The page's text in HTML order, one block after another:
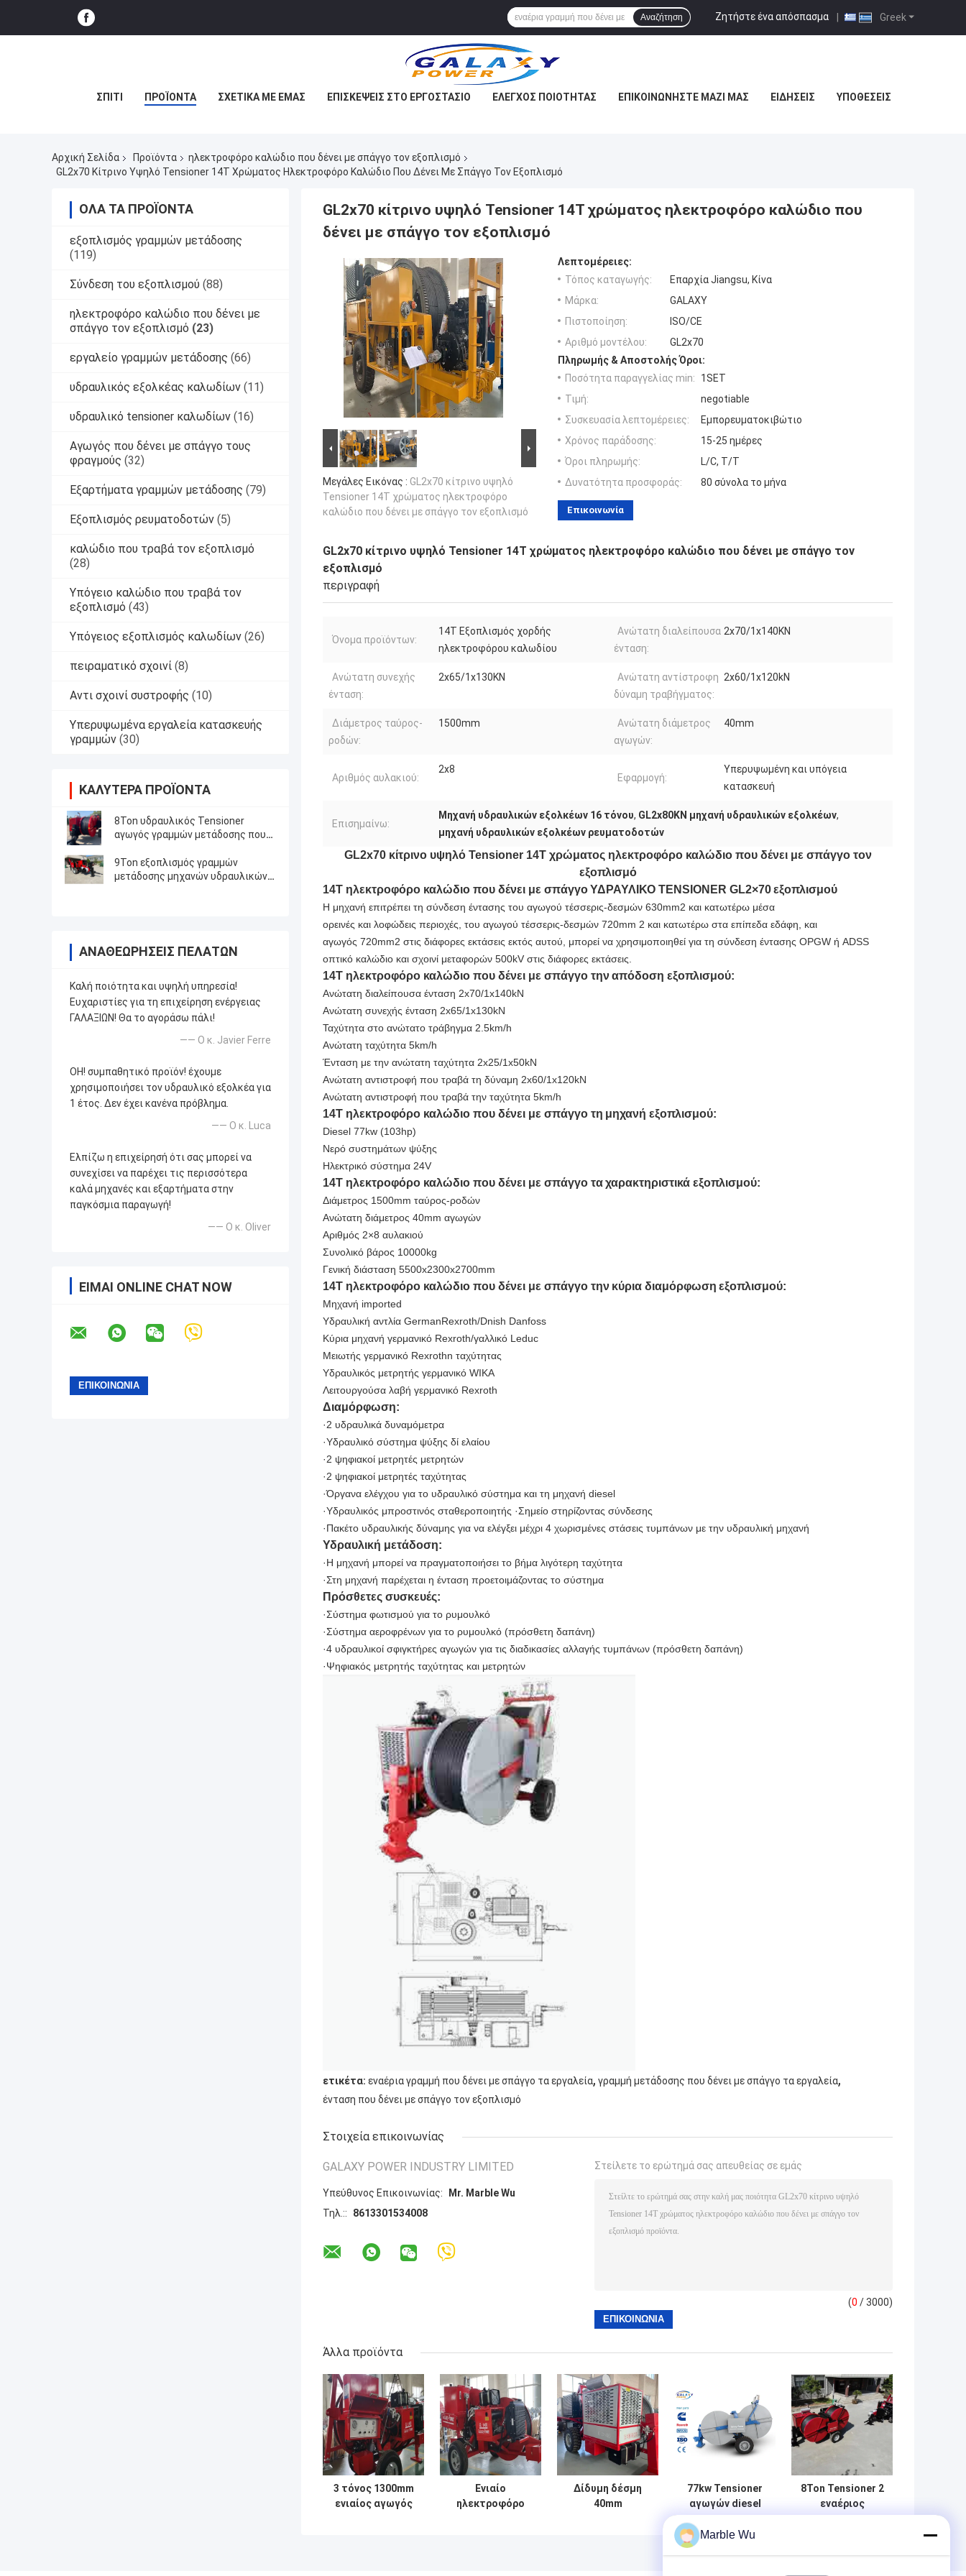
Greek
Ζητήστε ένα απόσπασμα |
Αναζήτηση
ΣΠΊΤΙ ΠΡΟΪΌΝΤΑ ΣΧΕΤΙΚΆ ΜΕ ΕΜΆΣ ΕΠΙΣΚΈΨΕΙΣ ΣΤΟ ΕΡΓΟΣΤΆΣΙΟ ΈΛΕΓΧΟΣ ΠΟΙΌΤΗΤΑΣ ΕΠΙΚΟΙΝΩΝΉΣΤΕ ΜΑΖΊ ΜΑΣ ΕΙΔΉΣΕΙΣ ΥΠΟΘΈΣΕΙΣ
Αρχική Σελίδα Προϊόντα
ηλεκτροφόρο καλώδιο που δένει με σπάγγο τον εξοπλισμό
GL2x70 Κίτρινο Υψηλό Tensioner 14T Χρώματος Ηλεκτροφόρο Καλώδιο Που Δένει Με Σπάγγο Τον Εξοπλισμό
ΌΛΑ ΤΑ ΠΡΟΪΌΝΤΑ
εξοπλισμός γραμμών μετάδοσης
(119)
Σύνδεση του εξοπλισμού (88)
ηλεκτροφόρο καλώδιο που δένει με
σπάγγο τον εξοπλισμό (23)
εργαλείο γραμμών μετάδοσης (66)
υδραυλικός εξολκέας καλωδίων (11)
υδραυλικό tensioner καλωδίων (16)
Αγωγός που δένει με σπάγγο τους
φραγμούς (32)
Εξαρτήματα γραμμών μετάδοσης (79)
Εξοπλισμός ρευματοδοτών (5)
καλώδιο που τραβά τον εξοπλισμό
(28)
Υπόγειο καλώδιο που τραβά τον
εξοπλισμό (43)
Υπόγειος εξοπλισμός καλωδίων (26)
πειραματικό σχοινί (8)
Αντι σχοινί συστροφής (10)
Υπερυψωμένα εργαλεία κατασκευής
γραμμών (30)
ΚΑΛΎΤΕΡΑ ΠΡΟΪΌΝΤΑ
8Ton υδραυλικός Tensioner
αγωγός γραμμών μετάδοσης που
9Ton εξοπλισμός γραμμών
μετάδοσης μηχανών υδραυλικών
ΑΝΑΘΕΩΡΉΣΕΙΣ ΠΕΛΑΤΏΝ
Καλή ποιότητα και υψηλή υπηρεσία!
Ευχαριστίες για τη επιχείρηση ενέργειας
ΓΑΛΑΞΙΩΝ! Θα το αγοράσω πάλι!
—— Ο κ. Javier Ferre
OH! συμπαθητικό προϊόν! έχουμε
χρησιμοποιήσει τον υδραυλικό εξολκέα για
1 έτος. Δεν έχει κανένα πρόβλημα.
—— Ο κ. Luca
Ελπίζω η επιχείρησή ότι σας μπορεί να
συνεχίσει να παρέχει τις περισσότερα
καλά μηχανές και εξαρτήματα στην
παγκόσμια παραγωγή!
—— Ο κ. Oliver
ΕΊΜΑΙ ONLINE CHAT NOW
GL2x70 κίτρινο υψηλό Tensioner 14T χρώματος ηλεκτροφόρο καλώδιο που
δένει με σπάγγο τον εξοπλισμό
Μεγάλες Εικόνας : GL2x70 κίτρινο υψηλό
Tensioner 14T χρώματος ηλεκτροφόρο
καλώδιο που δένει με σπάγγο τον εξοπλισμό
Λεπτομέρειες:
Τόπος καταγωγής:
Επαρχία Jiangsu, Κίνα
Μάρκα:
GALAXY
Πιστοποίηση:
ISO/CE
Αριθμό μοντέλου:
GL2x70
Πληρωμής & Αποστολής Όροι:
Ποσότητα παραγγελίας min:
1SET
Τιμή:
negotiable
Συσκευασία λεπτομέρειες:
Εμπορευματοκιβώτιο
Χρόνος παράδοσης:
15-25 ημέρες
Όροι πληρωμής:
L/C, T/T
Δυνατότητα προσφοράς:
80 σύνολα το μήνα
Επικοινωνία
GL2x70 κίτρινο υψηλό Tensioner 14T χρώματος ηλεκτροφόρο καλώδιο που δένει με σπάγγο τον
εξοπλισμό
περιγραφή
Όνομα προϊόντων:
14T Εξοπλισμός χορδής
ηλεκτροφόρου καλωδίου
Ανώτατη διαλείπουσα
ένταση:
2x70/1x140KN
Ανώτατη συνεχής
ένταση:
2x65/1x130KN
Ανώτατη αντίστροφη
δύναμη τραβήγματος:
2x60/1x120kN
Διάμετρος ταύρος-
ροδών:
1500mm
Ανώτατη διάμετρος
αγωγών:
40mm
Αριθμός αυλακιού:
2x8
Εφαρμογή:
Υπερυψωμένη και υπόγεια
κατασκευή
Επισημαίνω:
Μηχανή υδραυλικών εξολκέων 16 τόνου, GL2x80KN μηχανή υδραυλικών εξολκέων,
μηχανή υδραυλικών εξολκέων ρευματοδοτών
GL2x70 κίτρινο υψηλό Tensioner 14T χρώματος ηλεκτροφόρο καλώδιο που δένει με σπάγγο τον
εξοπλισμό
14T ηλεκτροφόρο καλώδιο που δένει με σπάγγοΥΔΡΑΥΛΙΚΟ TENSIONER GL2×70εξοπλισμού
Η μηχανή επιτρέπει τη σύνδεση έντασης του αγωγού τέσσερις-δεσμών 630mm2 και κατωτέρω μέσα
ορεινές και λοφώδεις περιοχές, του αγωγού τέσσερις-δεσμών 720mm 2 και κατωτέρω στα επίπεδα εδάφη, και
αγωγός 720mm2 στις διάφορες εκτάσεις εκτός αυτού, μπορεί να χρησιμοποιηθεί για τη σύνδεση έντασης OPGW ή ADSS
οπτικό καλώδιο και σχοινί μεταφορών 500kV στις διάφορες εκτάσεις.
14T ηλεκτροφόρο καλώδιο που δένει με σπάγγο τηναπόδοση εξοπλισμού:
Ανώτατη διαλείπουσα ένταση 2x70/1x140kN
Ανώτατη συνεχής ένταση 2x65/1x130kN
Ταχύτητα στο ανώτατο τράβηγμα 2.5km/h
Ανώτατη ταχύτητα 5km/h
Ένταση με την ανώτατη ταχύτητα 2x25/1x50kN
Ανώτατη αντιστροφή που τραβά τη δύναμη 2x60/1x120kN
Ανώτατη αντιστροφή που τραβά την ταχύτητα 5km/h
14T ηλεκτροφόρο καλώδιο που δένει με σπάγγο τη μηχανή εξοπλισμού:
Diesel 77kw (103hp)
Νερό συστημάτων ψύξης
Ηλεκτρικό σύστημα 24V
14T ηλεκτροφόρο καλώδιο που δένει με σπάγγο ταχαρακτηριστικά εξοπλισμού:
Διάμετρος 1500mm ταύρος-ροδών
Ανώτατη διάμετρος 40mm αγωγών
Αριθμός 2×8 αυλακιού
Συνολικό βάρος 10000kg
Γενική διάσταση 5500x2300x2700mm
14T ηλεκτροφόρο καλώδιο που δένει με σπάγγο την κύρια διαμόρφωση εξοπλισμού:
Μηχανή imported
Υδραυλική αντλία GermanRexroth/Dnish Danfoss
Κύρια μηχανή γερμανικό Rexroth/γαλλικό Leduc
Μειωτής γερμανικό Rexrothn ταχύτητας
Υδραυλικός μετρητής γερμανικό WIKA
Λειτουργούσα λαβή γερμανικό Rexroth
Διαμόρφωση:
·2 υδραυλικά δυναμόμετρα
·Υδραυλικό σύστημα ψύξης δί ελαίου
·2 ψηφιακοί μετρητές μετρητών
·2 ψηφιακοί μετρητές ταχύτητας
·Όργανα ελέγχου για το υδραυλικό σύστημα και τη μηχανή diesel
·Υδραυλικός μπροστινός σταθεροποιητής ·Σημείο στηρίζοντας σύνδεσης
·Πακέτο υδραυλικής δύναμης για να ελέγξει μέχρι 4 χωρισμένες στάσεις τυμπάνων με την υδραυλική μηχανή
Υδραυλική μετάδοση:
·Η μηχανή μπορεί να πραγματοποιήσει το βήμα λιγότερη ταχύτητα
·Στη μηχανή παρέχεται η ένταση προετοιμάζοντας το σύστημα
Πρόσθετες συσκευές:
·Σύστημα φωτισμού για το ρυμουλκό
·Σύστημα αεροφρένων για το ρυμουλκό (πρόσθετη δαπάνη)
·4 υδραυλικοί σφιγκτήρες αγωγών για τις διαδικασίες αλλαγής τυμπάνων (πρόσθετη δαπάνη)
·Ψηφιακός μετρητής ταχύτητας και μετρητών
ετικέτα: εναέρια γραμμή που δένει με σπάγγο τα εργαλεία, γραμμή μετάδοσης που δένει με σπάγγο τα εργαλεία,
ένταση που δένει με σπάγγο τον εξοπλισμό
Στοιχεία επικοινωνίας
GALAXY POWER INDUSTRY LIMITED
Υπεύθυνος Επικοινωνίας:
Mr. Marble Wu
Τηλ.::
8613301534008
Στείλετε το ερώτημά σας απευθείας σε εμάς
(0 / 3000)
Άλλα προϊόντα
3 τόνος 1300mm
ενιαίος αγωγός
Ενιαίο
ηλεκτροφόρο
Δίδυμη δέσμη
40mm
77kw Tensioner
αγωγών diesel
υδραυλικό
ηλεκτροφόρο
καλώδιο που
8Ton Tensioner 2
εναέριος
ανώτατος 40mm
Marble Wu